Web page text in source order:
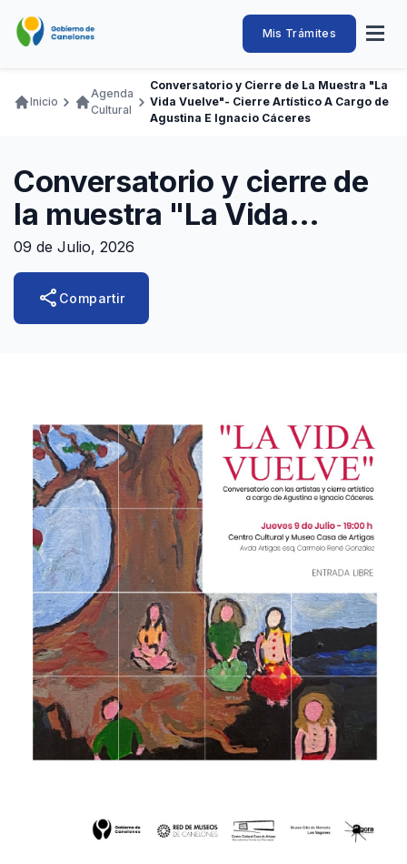
contenido
Intendencia
de
Canelones
Abrir
Navegación
Mis Trámites
Transparencia
Adquisiciones
Canelones Te Escucha
Teléfonos
Ruta
Inicio
Agenda
Cultural
Conversatorio y Cierre de La Muestra "La
Vida Vuelve"- Cierre Artístico A Cargo de
Agustina E Ignacio Cáceres
Conversatorio y cierre de
la muestra "La Vida
Vuelve"- Cierre artístico a
cargo de Agustina e
Ignacio Cáceres
09 de Julio, 2026
share Compartir